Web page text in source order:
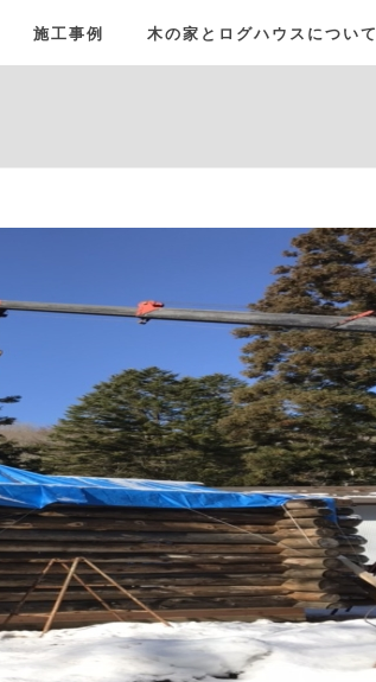
施工事例 木の家とログハウスについて